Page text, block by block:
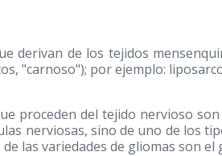
derivan de los tejidos
"carnoso"); por ejemplo:
proceden del tejido nervioso
nerviosas, sino de uno de los
de las variedades de gliomas son